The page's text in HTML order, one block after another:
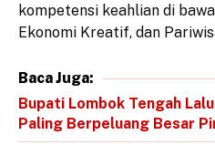
kompetensi keahlian di
Ekonomi Kreatif, dan
Baca Juga:
Bupati Lombok Tengah
Paling Berpeluang Besar